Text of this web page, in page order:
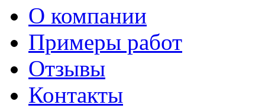
О компании
Примеры работ
Отзывы
Контакты